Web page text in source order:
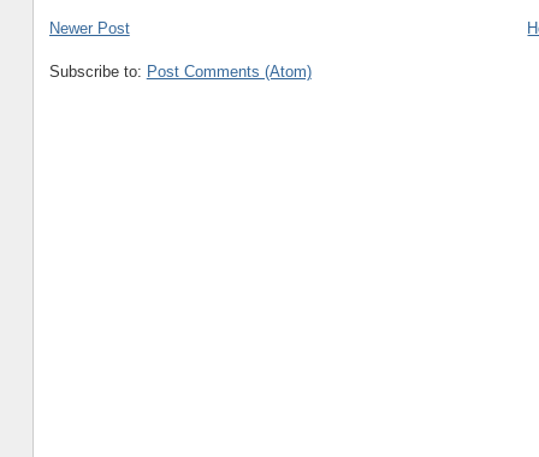
Newer Post
Subscribe to: Post Comments (Atom)